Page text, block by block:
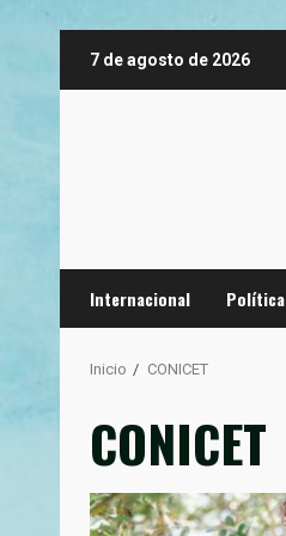
7 de agosto de 2026
Internacional Política
Inicio CONICET
CONICET